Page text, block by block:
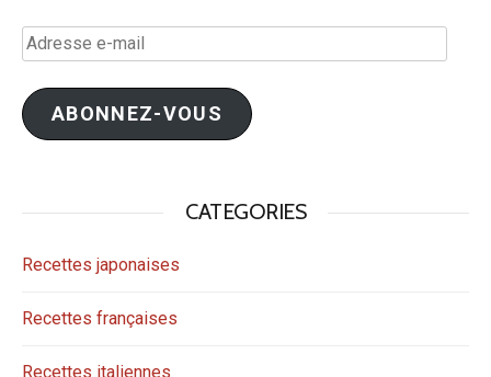
Adresse
e-
mail
ABONNEZ-VOUS
CATEGORIES
Recettes japonaises
Recettes françaises
Recettes italiennes